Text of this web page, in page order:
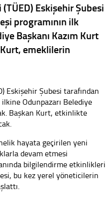
Eskişehir Şubesi
programının ilk
Başkanı Kazım Kurt
emeklilerin
Eskişehir Şubesi tarafından
Odunpazarı Belediye
Başkan Kurt, etkinlikte
hayata geçirilen yeni
devam etmesi
bilgilendirme etkinlikleri
bu kez yerel yöneticilerin